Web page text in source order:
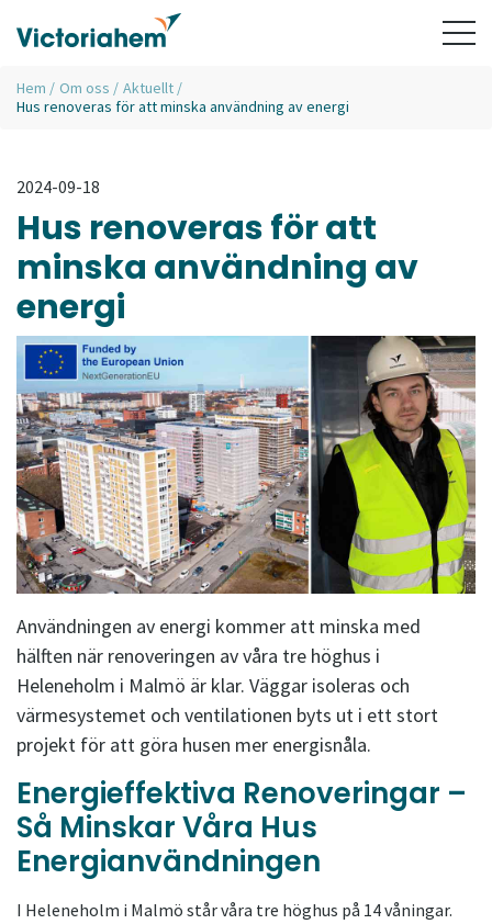
Hem / Om oss / Aktuellt /
Hus renoveras för att minska användning av energi
2024-09-18
Hus renoveras för att
minska användning av
energi
Användningen av energi kommer att minska med
hälften när renoveringen av våra tre höghus i
Heleneholm i Malmö är klar. Väggar isoleras och
värmesystemet och ventilationen byts ut i ett stort
projekt för att göra husen mer energisnåla.
Energieffektiva Renoveringar –
Så Minskar Våra Hus
Energianvändningen
I Heleneholm i Malmö står våra tre höghus på 14 våningar.